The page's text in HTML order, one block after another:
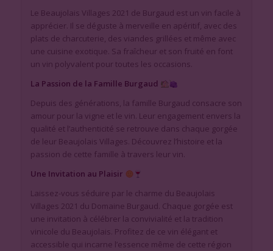
Le Beaujolais Villages 2021 de Burgaud est un vin facile à
apprécier. Il se déguste à merveille en apéritif, avec des
plats de charcuterie, des viandes grillées et même avec
une cuisine exotique. Sa fraîcheur et son fruité en font
un vin polyvalent pour toutes les occasions.
La Passion de la Famille Burgaud
Depuis des générations, la famille Burgaud consacre son
amour pour la vigne et le vin. Leur engagement envers la
qualité et l’authenticité se retrouve dans chaque gorgée
de leur Beaujolais Villages. Découvrez l’histoire et la
passion de cette famille à travers leur vin.
Une Invitation au Plaisir
Laissez-vous séduire par le charme du Beaujolais
Villages 2021 du Domaine Burgaud. Chaque gorgée est
une invitation à célébrer la convivialité et la tradition
vinicole du Beaujolais. Profitez de ce vin élégant et
accessible qui incarne l’essence même de cette région